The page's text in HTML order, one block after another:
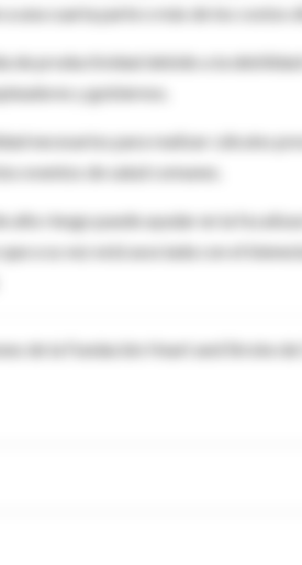
una cuarta parte o más de los costos
de productividad debido a la
y gobiernos.
necesarios para realizar cálculos
eventos de salud comunes.
alto riesgo puede ayudar en la
a su vez está asociada con el
de la Fundación Heart and Stroke